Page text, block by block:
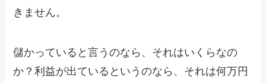
きません。
儲かっていると言うのなら、それはいくらなの
か？利益が出ているというのなら、それは何万円